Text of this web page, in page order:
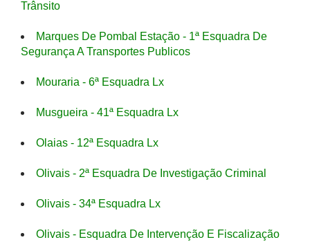
Trânsito
Marques De Pombal Estação - 1ª Esquadra De
Segurança A Transportes Publicos
Mouraria - 6ª Esquadra Lx
Musgueira - 41ª Esquadra Lx
Olaias - 12ª Esquadra Lx
Olivais - 2ª Esquadra De Investigação Criminal
Olivais - 34ª Esquadra Lx
Olivais - Esquadra De Intervenção E Fiscalização